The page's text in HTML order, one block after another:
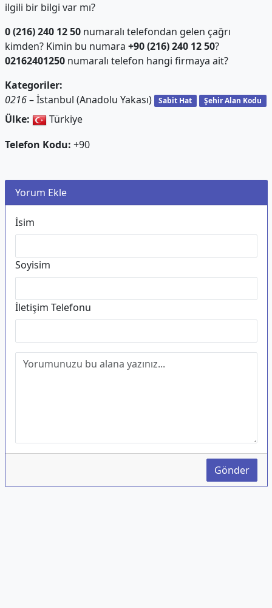
ilgili bir bilgi var mı?
0 (216) 240 12 50numaralı telefondan gelen çağrı
kimden? Kimin bu numara +90 (216) 240 12 50?
02162401250numaralı telefon hangi firmaya ait?
Kategoriler:
0216– İstanbul (Anadolu Yakası) Sabit Hat Şehir Alan Kodu
Ülke:
Türkiye
Telefon Kodu: +90
Yorum Ekle
İsim
Soyisim
İletişim Telefonu
Gönder